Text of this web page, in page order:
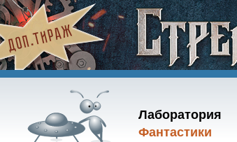
Лаборатория
Фантастики